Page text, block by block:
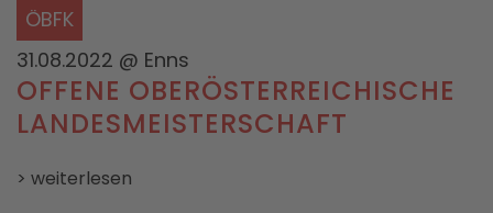
ÖBFK
31.08.2022 @ Enns
OFFENE OBERÖSTERREICHISCHE
LANDESMEISTERSCHAFT
> weiterlesen